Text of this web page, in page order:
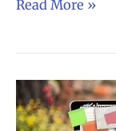
Разносвачи
Read More »